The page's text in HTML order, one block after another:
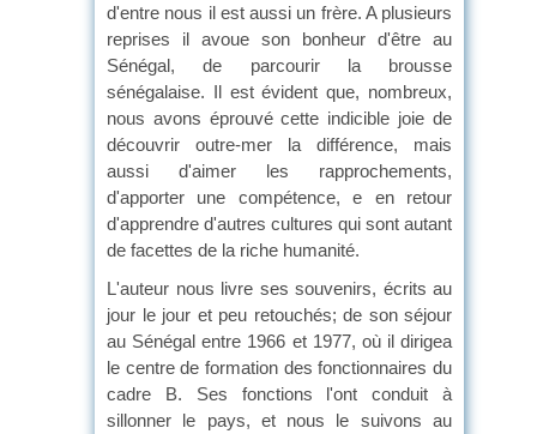
d'entre nous il est aussi un frère. A plusieurs
reprises il avoue son bonheur d'être au
Sénégal, de parcourir la brousse
sénégalaise. Il est évident que, nombreux,
nous avons éprouvé cette indicible joie de
découvrir outre-mer la différence, mais
aussi d'aimer les rapprochements,
d'apporter une compétence, e en retour
d'apprendre d'autres cultures qui sont autant
de facettes de la riche humanité.
L'auteur nous livre ses souvenirs, écrits au
jour le jour et peu retouchés; de son séjour
au Sénégal entre 1966 et 1977, où il dirigea
le centre de formation des fonctionnaires du
cadre B. Ses fonctions l'ont conduit à
sillonner le pays, et nous le suivons au